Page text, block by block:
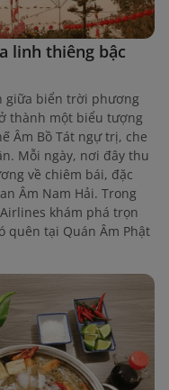
linh thiêng bậc
giữa biển trời phương
thành một biểu tượng
Âm Bồ Tát ngự trị, che
Mỗi ngày, nơi đây thu
về chiêm bái, đặc
Âm Nam Hải. Trong
khám phá trọn
quên tại Quán Âm Phật